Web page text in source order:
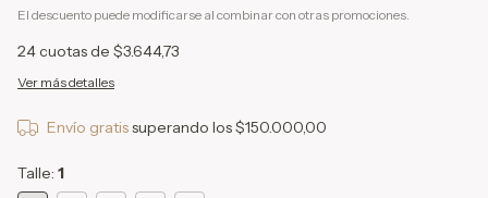
El descuento puede modificarse al combinar con otras promociones.
24cuotas de $3.644,73
Ver más detalles
Envío gratissuperando los$150.000,00
Talle: 1